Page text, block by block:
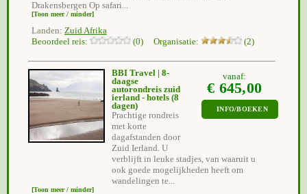
Drakensbergen Op safari...
[Toon meer / minder]
Landen: Zuid Afrika
Beoordeel reis:
(0) Organisatie: (2)
vanaf:
€ 645,00
INFO/BOEKEN
BBI Travel | 8-
daagse
autorondreis zuid
ierland - hotels (8
dagen)
Prachtige rondreis
met korte
dagafstanden door
Zuid Ierland. U
verblijft in leuke stadjes, van waaruit u
ook goede mogelijkheden heeft om
wandelingen te...
[Toon meer / minder]